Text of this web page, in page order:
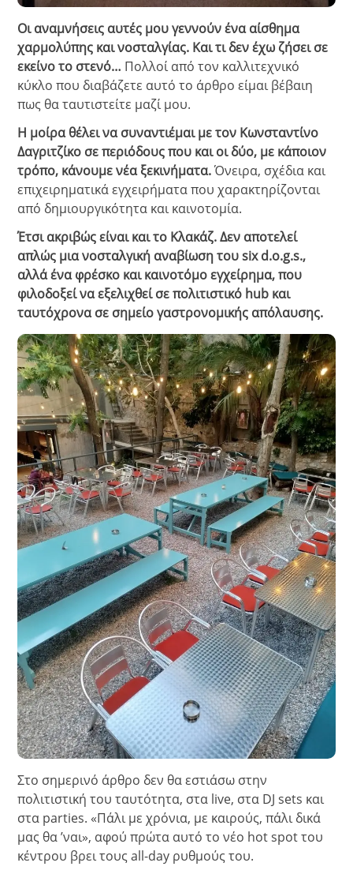
Οι αναμνήσεις αυτές μου γεννούν ένα αίσθημα
χαρμολύπης και νοσταλγίας. Και τι δεν έχω ζήσει σε
εκείνο το στενό… Πολλοί από τον καλλιτεχνικό
κύκλο που διαβάζετε αυτό το άρθρο είμαι βέβαιη
πως θα ταυτιστείτε μαζί μου.
Η μοίρα θέλει να συναντιέμαι με τον Κωνσταντίνο
Δαγριτζίκο σε περιόδους που και οι δύο, με κάποιον
τρόπο, κάνουμε νέα ξεκινήματα.Όνειρα, σχέδια και
επιχειρηματικά εγχειρήματα που χαρακτηρίζονται
από δημιουργικότητα και καινοτομία.
Έτσι ακριβώς είναι και το Κλακάζ. Δεν αποτελεί
απλώς μια νοσταλγική αναβίωση του six d.o.g.s.,
αλλά ένα φρέσκο και καινοτόμο εγχείρημα, που
φιλοδοξεί να εξελιχθεί σε πολιτιστικό hub και
ταυτόχρονα σε σημείο γαστρονομικής απόλαυσης.
Στο σημερινό άρθρο δεν θα εστιάσω στην
πολιτιστική του ταυτότητα, στα live, στα DJ sets και
στα parties. «Πάλι με χρόνια, με καιρούς, πάλι δικά
μας θα ’ναι», αφού πρώτα αυτό το νέο hot spot του
κέντρου βρει τους all-day ρυθμούς του.